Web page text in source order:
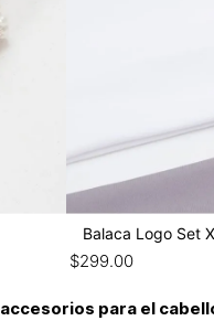
Balaca Logo Set
$299.00
accesorios para el